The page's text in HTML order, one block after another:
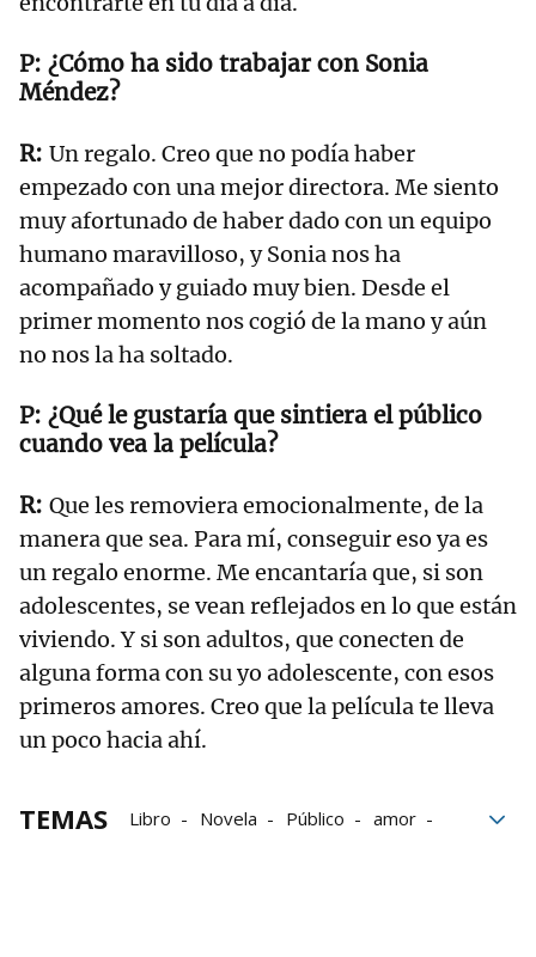
¿Cómo ha sido trabajar con Sonia
Méndez?
Un regalo. Creo que no podía haber
empezado con una mejor directora. Me siento
muy afortunado de haber dado con un equipo
humano maravilloso, y Sonia nos ha
acompañado y guiado muy bien. Desde el
primer momento nos cogió de la mano y aún
no nos la ha soltado.
¿Qué le gustaría que sintiera el público
cuando vea la película?
Que les removiera emocionalmente, de la
manera que sea. Para mí, conseguir eso ya es
un regalo enorme. Me encantaría que, si son
adolescentes, se vean reflejados en lo que están
viviendo. Y si son adultos, que conecten de
alguna forma con su yo adolescente, con esos
primeros amores. Creo que la película te lleva
un poco hacia ahí.
TEMAS Libro Novela Público
amor